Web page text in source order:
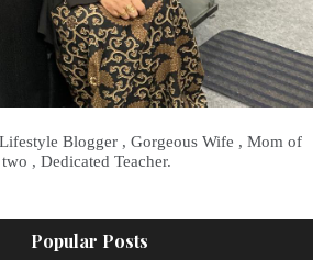
Blogger , Gorgeous Wife , Mom of
two , Dedicated Teacher.
Popular Posts